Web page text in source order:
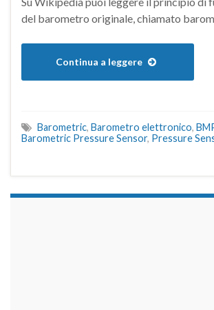
del barometro originale, chiamato
Continua a leggere
Barometric, Barometro elettronico,
Barometric Pressure Sensor, Pressure